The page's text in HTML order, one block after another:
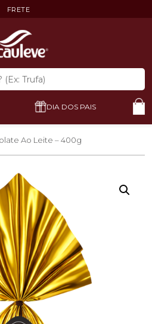
FRETE
DIA DOS PAIS
Ao Leite – 400g